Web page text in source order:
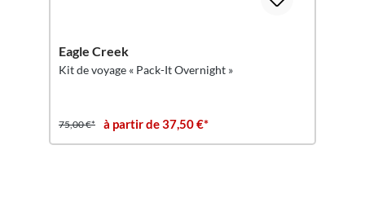
Eagle Creek
Kit de voyage « Pack-It Overnight »
75,00 €* à partir de 37,50 €*